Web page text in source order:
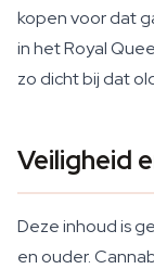
kopen voor dat
in het Royal
zo dicht bij dat
Veiligheid
Deze inhoud is
en ouder.